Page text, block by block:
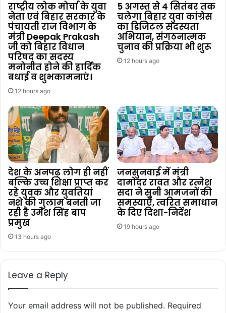
राष्ट्रीय लोक मोर्चा के युवा
नेता एवं बिहार सरकार के
पंचायती राज विभाग के
मंत्री Deepak Prakash
जी को बिहार विधान
परिषद का सदस्य
मनोनीत होने की हार्दिक
बधाई व शुभकामनाएं।
12 hours ago
5 अगस्त से 4 सितंबर तक
चलेगा बिहार युवा कांग्रेस
का डिजिटल सदस्यता
अभियान, संगठनात्मक
चुनाव की प्रक्रिया भी शुरू
12 hours ago
देश के अनपढ़ लोग ही नहीं
बल्कि उच्च शिक्षा प्राप्त कर
रहे युवक और युवतियां
नशे की गुलाम बनती जा
रही है उमेश सिंह बाप
प्रमुख
13 hours ago
जनसुनवाई में मंत्री
दामोदर रावत और रत्नेश
सदा ने सुनी आमजनों की
समस्याएँ, त्वरित समाधान
के दिए दिशा-निर्देश
19 hours ago
Leave a Reply
Your email address will not be published. Required